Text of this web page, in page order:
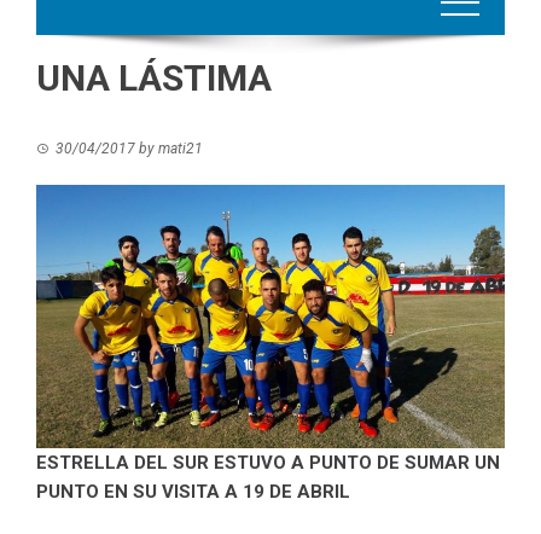
UNA LÁSTIMA
30/04/2017 by mati21
ESTRELLA DEL SUR ESTUVO A PUNTO DE SUMAR UN
PUNTO EN SU VISITA A 19 DE ABRIL